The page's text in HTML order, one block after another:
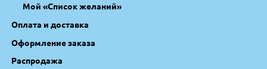
Мой «Список желаний»
Оплата и доставка
Оформление заказа
Распродажа